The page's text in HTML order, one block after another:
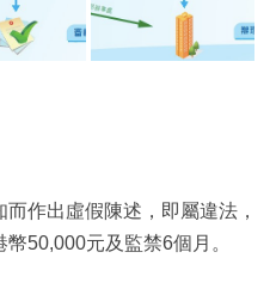
作出虛假陳述，即屬違法，
50,000元及監禁6個月。